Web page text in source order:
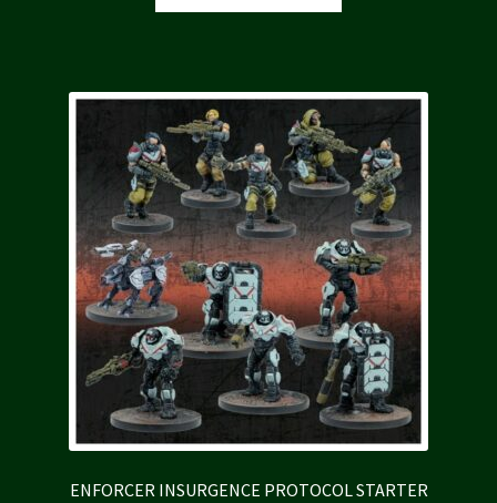
était :
est :
ENFORCER INSURGENCE PROTOCOL STARTER